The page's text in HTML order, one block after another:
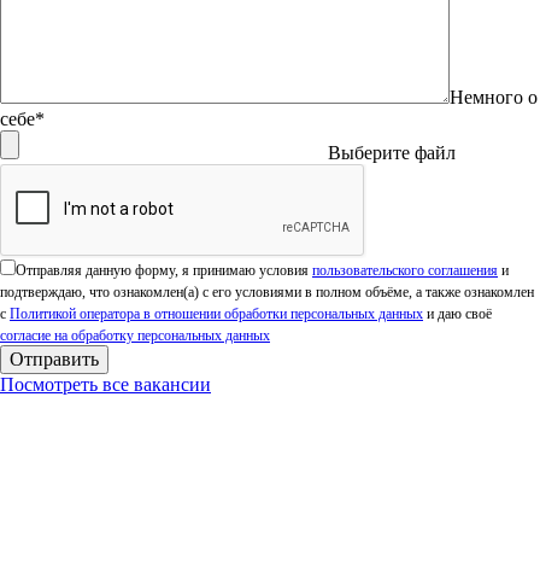
Немного о
себе*
Выберите файл
Отправляя данную форму, я принимаю условия пользовательского соглашения и
подтверждаю, что ознакомлен(а) с его условиями в полном объёме, а также ознакомлен
с Политикой оператора в отношении обработки персональных данных и даю своё
согласие на обработку персональных данных
Посмотреть все вакансии